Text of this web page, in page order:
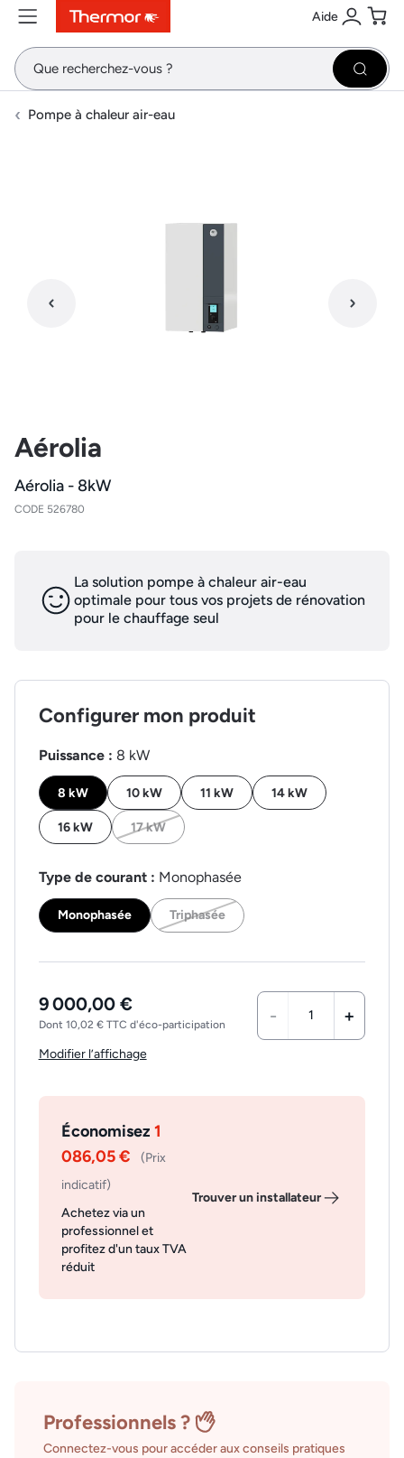
ContenuMenuRecherche Aide
Se
Pompe à chaleur air-eau
Aérolia
Aérolia - 8kW
CODE 526780
La solution pompe à chaleur air-eau
optimale pour tous vos projets de rénovation
pour le chauffage seul
Configurer mon produit
Puissance : 8 kW
8 kW 10 kW 11 kW 14 kW
16 kW 17 kW
Type de courant : Monophasée
Monophasée Triphasée
9 000,00 €
Dont 10,02 € TTC d'éco-participation - +
Modifier l’affichage
Économisez1
086,05 €
(Prix
indicatif)
Achetez via un
professionnel et
profitez d'un taux TVA
réduit
Trouver un installateur
Professionnels ?
Connectez-vous pour accéder aux conseils pratiques